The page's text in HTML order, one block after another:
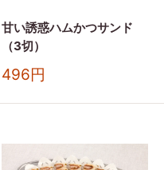
甘い誘惑ハムかつサンド
（3切）
販
価
496円